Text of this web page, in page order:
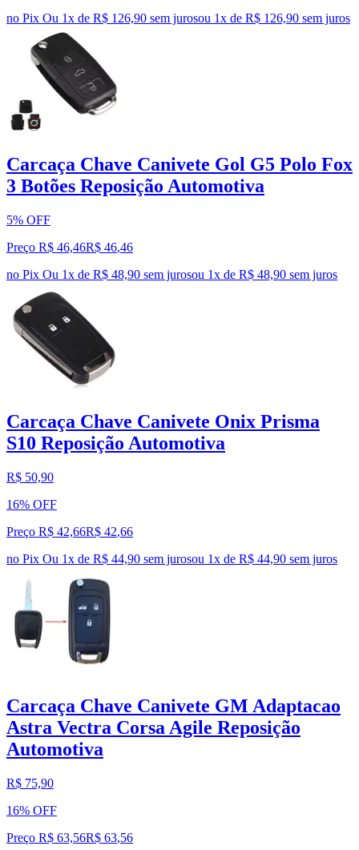
no Pix Ou 1x de R$ 126,90 sem jurosou 1x de R$ 126,90 sem juros
Carcaça Chave Canivete Gol G5 Polo Fox
3 Botões Reposição Automotiva
5% OFF
Preço R$ 46,46R$ 46,46
no Pix Ou 1x de R$ 48,90 sem jurosou 1x de R$ 48,90 sem juros
Carcaça Chave Canivete Onix Prisma
S10 Reposição Automotiva
R$ 50,90
16% OFF
Preço R$ 42,66R$ 42,66
no Pix Ou 1x de R$ 44,90 sem jurosou 1x de R$ 44,90 sem juros
Carcaça Chave Canivete GM Adaptacao
Astra Vectra Corsa Agile Reposição
Automotiva
R$ 75,90
16% OFF
Preço R$ 63,56R$ 63,56